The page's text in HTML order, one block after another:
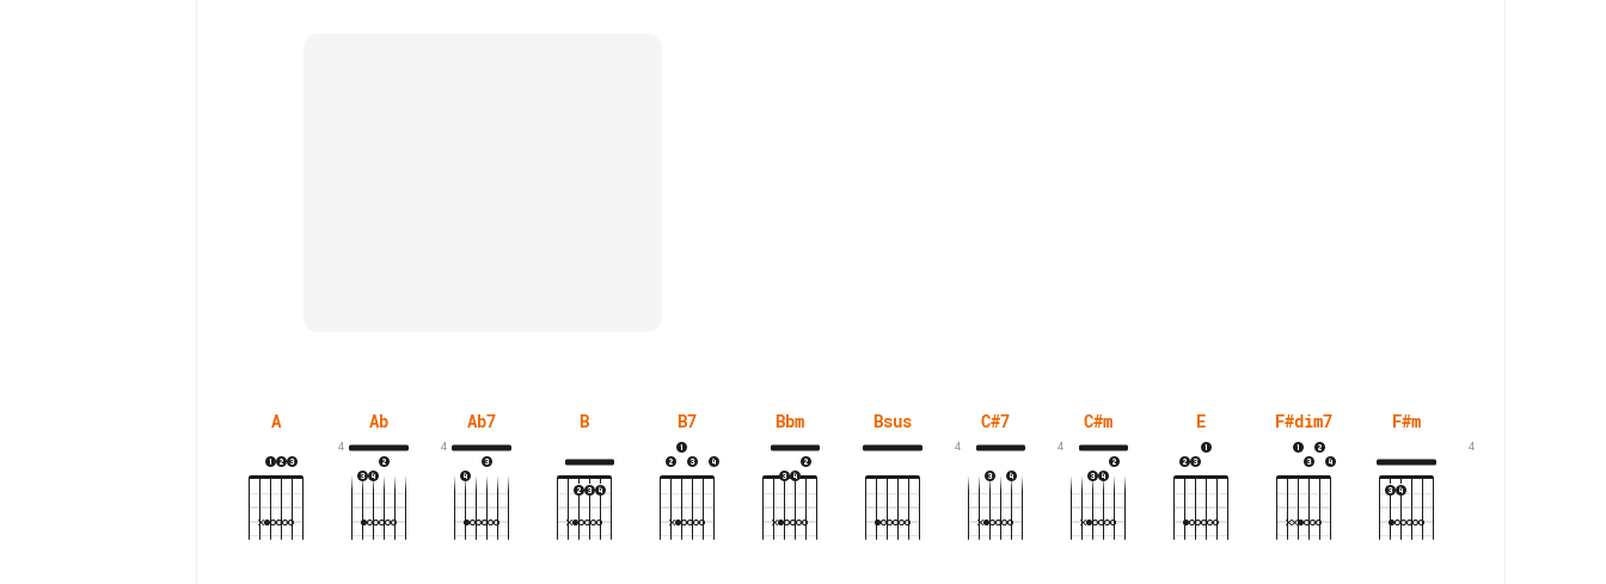
A Ab
4
Ab7
4
B B7 Bbm Bsus C#7
4
C#m
4
E F#dim7 F#m
4